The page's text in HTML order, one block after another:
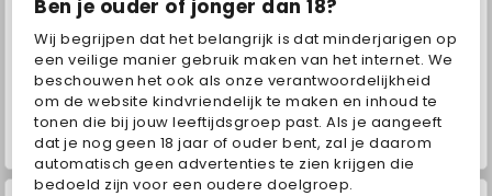
Ben je ouder of jonger dan 18?
Wij begrijpen dat het belangrijk is dat minderjarigen op
een veilige manier gebruik maken van het internet. We
beschouwen het ook als onze verantwoordelijkheid
om de website kindvriendelijk te maken en inhoud te
tonen die bij jouw leeftijdsgroep past. Als je aangeeft
dat je nog geen 18 jaar of ouder bent, zal je daarom
automatisch geen advertenties te zien krijgen die
bedoeld zijn voor een oudere doelgroep.
Sery bruid: poppen make-up Dove's bruiloft: Dove aankleden